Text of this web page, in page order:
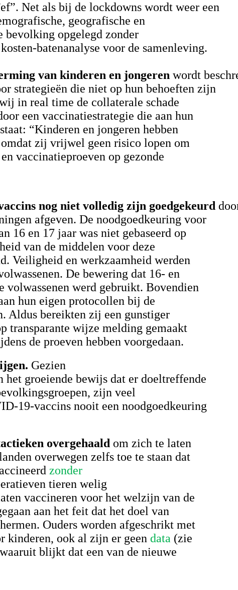
Net als bij de lockdowns wordt weer een
geografische en
bevolking opgelegd zonder
batenanalyse voor de samenleving.
van kinderen en jongeren wordt
strategieën die niet op hun behoeften zijn
in real time de collaterale schade
een vaccinatiestrategie die aan hun
“Kinderen en jongeren hebben
zij vrijwel geen risico lopen om
vaccinatieproeven op gezonde
nog niet volledig zijn goedgekeurd
afgeven. De noodgoedkeuring voor
16 en 17 jaar was niet gebaseerd op
van de middelen voor deze
Veiligheid en werkzaamheid werden
De bewering dat 16- en
werd gebruikt. Bovendien
hun eigen protocollen bij de
Aldus bereikten zij een gunstiger
transparante wijze melding gemaakt
de proeven hebben voorgedaan.
Gezien
het groeiende bewijs dat er doeltreffende
zijn veel
19-vaccins nooit een noodgoedkeuring
overgehaald om zich te laten
overwegen zelfs toe te staan dat
zonder
tieren welig
vaccineren voor het welzijn van de
aan het feit dat het doel van
Ouders worden afgeschrikt met
kinderen, ook al zijn er geen data (zie
blijkt dat een van de nieuwe